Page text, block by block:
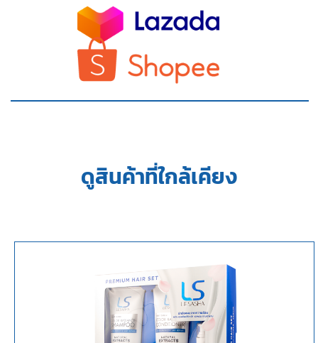
ดูสินค้าที่ใกล้เคียง